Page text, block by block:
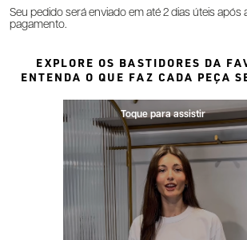
Seu pedido será enviado em até 2 dias úteis após
pagamento.
EXPLORE OS BASTIDORES DA
ENTENDA O QUE FAZ CADA PEÇA